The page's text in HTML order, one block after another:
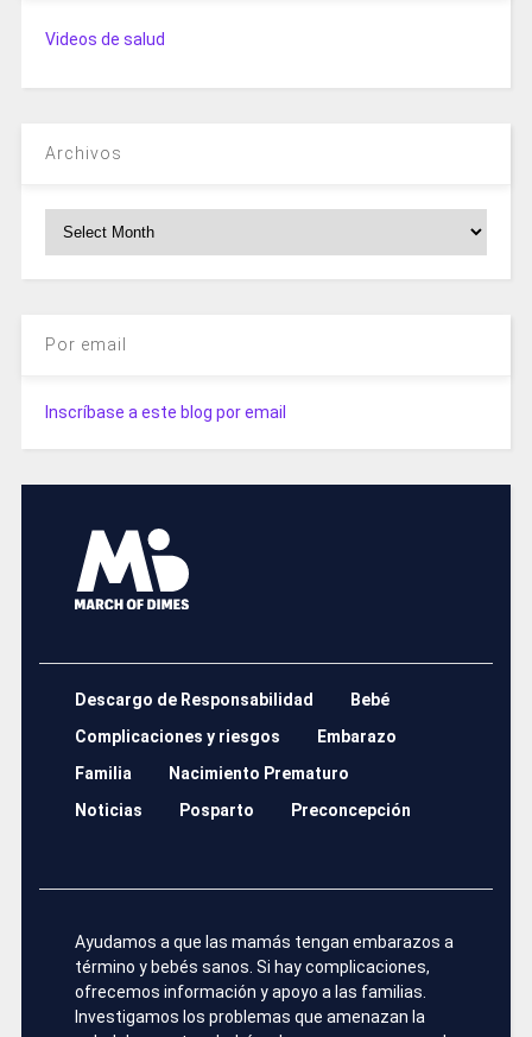
Videos de salud
Archivos
Por email
Inscríbase a este blog por email
Descargo de Responsabilidad
Bebé
Complicaciones y riesgos
Embarazo
Familia
Nacimiento Prematuro
Noticias
Posparto Preconcepción
Ayudamos a que las mamás tengan embarazos a
término y bebés sanos. Si hay complicaciones,
ofrecemos información y apoyo a las familias.
Investigamos los problemas que amenazan la